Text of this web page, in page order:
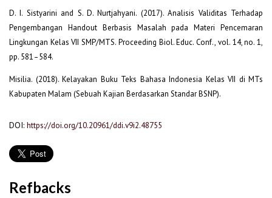
D. I. Sistyarini and S. D. Nurtjahyani. (2017). Analisis Validitas Terhadap
Pengembangan Handout Berbasis Masalah pada Materi Pencemaran
Lingkungan Kelas VII SMP/MTS. Proceeding Biol. Educ. Conf., vol. 14, no. 1,
pp. 581–584.
Misilia. (2018). Kelayakan Buku Teks Bahasa Indonesia Kelas VII di MTs
Kabupaten Malam (Sebuah Kajian Berdasarkan Standar BSNP).
DOI: https://doi.org/10.20961/ddi.v9i2.48755
Refbacks